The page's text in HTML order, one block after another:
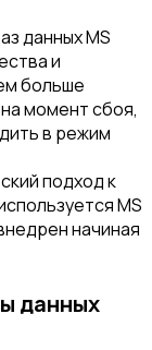
данных MS
и
больше
момент сбоя,
в режим
подход к
MS
начиная
данных